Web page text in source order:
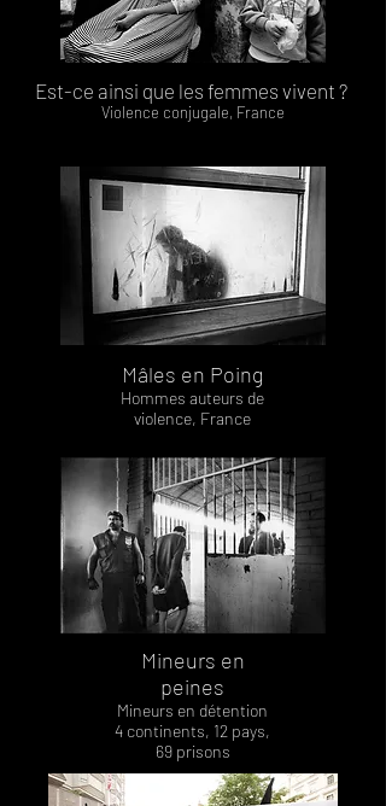
Est-ce ainsi que les femmes vivent ?
Violence conjugale, France
Mâles en Poing
Hommes auteurs de
violence, France
Mineurs en
peines
Mineurs en détention
4 continents, 12 pays,
69 prisons